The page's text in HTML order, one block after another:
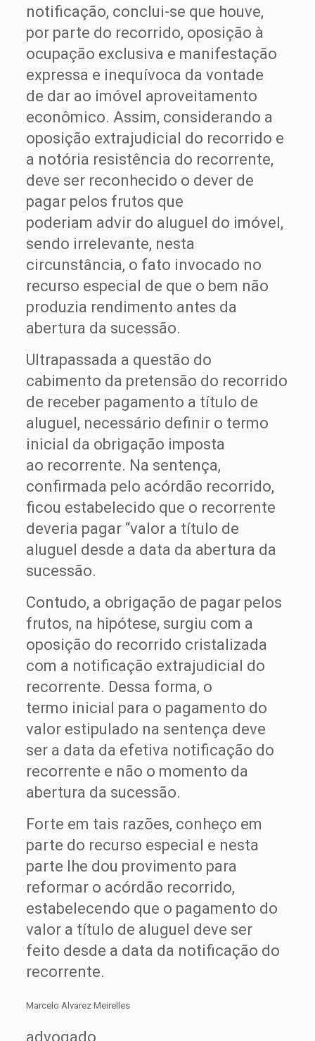
notificação, conclui-se que houve,
por parte do recorrido, oposição à
ocupação exclusiva e manifestação
expressa e inequívoca da vontade
de dar ao imóvel aproveitamento
econômico. Assim, considerando a
oposição extrajudicial do recorrido e
a notória resistência do recorrente,
deve ser reconhecido o dever de
pagar pelos frutos que
poderiam advir do aluguel do imóvel,
sendo irrelevante, nesta
circunstância, o fato invocado no
recurso especial de que o bem não
produzia rendimento antes da
abertura da sucessão.
Ultrapassada a questão do
cabimento da pretensão do recorrido
de receber pagamento a título de
aluguel, necessário definir o termo
inicial da obrigação imposta
ao recorrente. Na sentença,
confirmada pelo acórdão recorrido,
ficou estabelecido que o recorrente
deveria pagar “valor a título de
aluguel desde a data da abertura da
sucessão.
Contudo, a obrigação de pagar pelos
frutos, na hipótese, surgiu com a
oposição do recorrido cristalizada
com a notificação extrajudicial do
recorrente. Dessa forma, o
termo inicial para o pagamento do
valor estipulado na sentença deve
ser a data da efetiva notificação do
recorrente e não o momento da
abertura da sucessão.
Forte em tais razões, conheço em
parte do recurso especial e nesta
parte lhe dou provimento para
reformar o acórdão recorrido,
estabelecendo que o pagamento do
valor a título de aluguel deve ser
feito desde a data da notificação do
recorrente.
Marcelo Alvarez Meirelles
advogado